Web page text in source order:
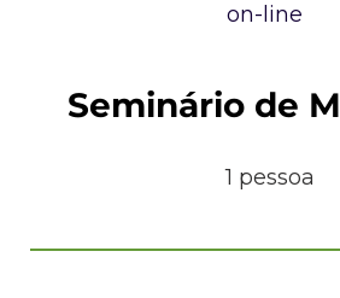
on-line
Seminário de
1 pessoa